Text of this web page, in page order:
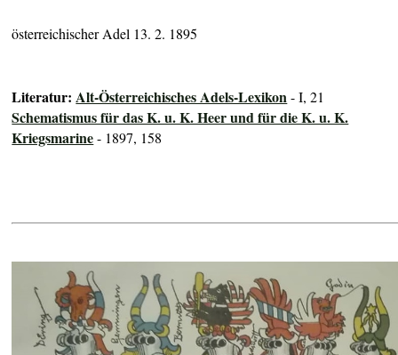
österreichischer Adel 13. 2. 1895
Literatur: Alt-Österreichisches Adels-Lexikon - I, 21
Schematismus für das K. u. K. Heer und für die K. u. K.
Kriegsmarine- 1897, 158